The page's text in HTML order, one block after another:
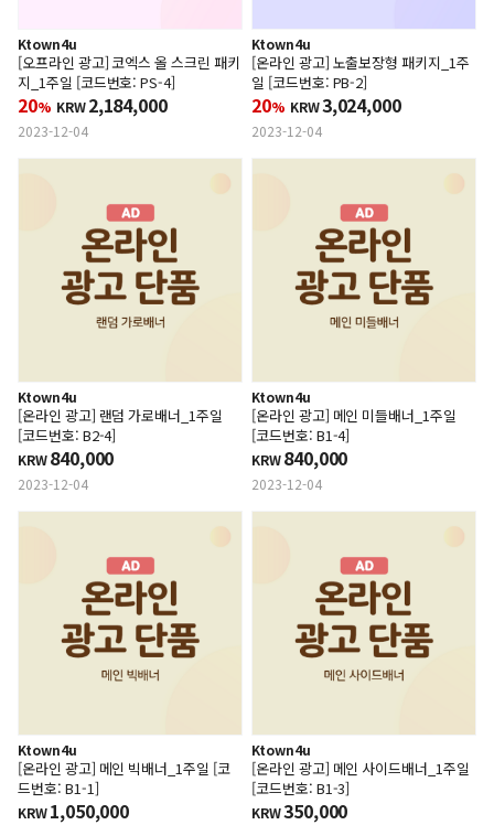
Ktown4u
[오프라인 광고] 코엑스 올 스크린 패키
지_1주일 [코드번호: PS-4]
20% KRW2,184,000
2023-12-04
Ktown4u
[온라인 광고] 노출보장형 패키지_1주
일 [코드번호: PB-2]
20% KRW3,024,000
2023-12-04
Ktown4u
[온라인 광고] 랜덤 가로배너_1주일
[코드번호: B2-4]
KRW840,000
2023-12-04
Ktown4u
[온라인 광고] 메인 미들배너_1주일
[코드번호: B1-4]
KRW840,000
2023-12-04
Ktown4u
[온라인 광고] 메인 빅배너_1주일 [코
드번호: B1-1]
KRW1,050,000
Ktown4u
[온라인 광고] 메인 사이드배너_1주일
[코드번호: B1-3]
KRW350,000